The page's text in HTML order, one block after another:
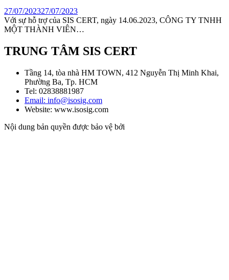
27/07/202327/07/2023
Với sự hỗ trợ của SIS CERT, ngày 14.06.2023, CÔNG TY TNHH
MỘT THÀNH VIÊN…
TRUNG TÂM SIS CERT
Tầng 14, tòa nhà HM TOWN, 412 Nguyễn Thị Minh Khai,
Phường Ba, Tp. HCM
Tel: 02838881987
Email: info@isosig.com
Website: www.isosig.com
Nội dung bản quyền được bảo vệ bởi